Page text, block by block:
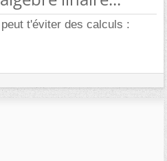
t'éviter des calculs :